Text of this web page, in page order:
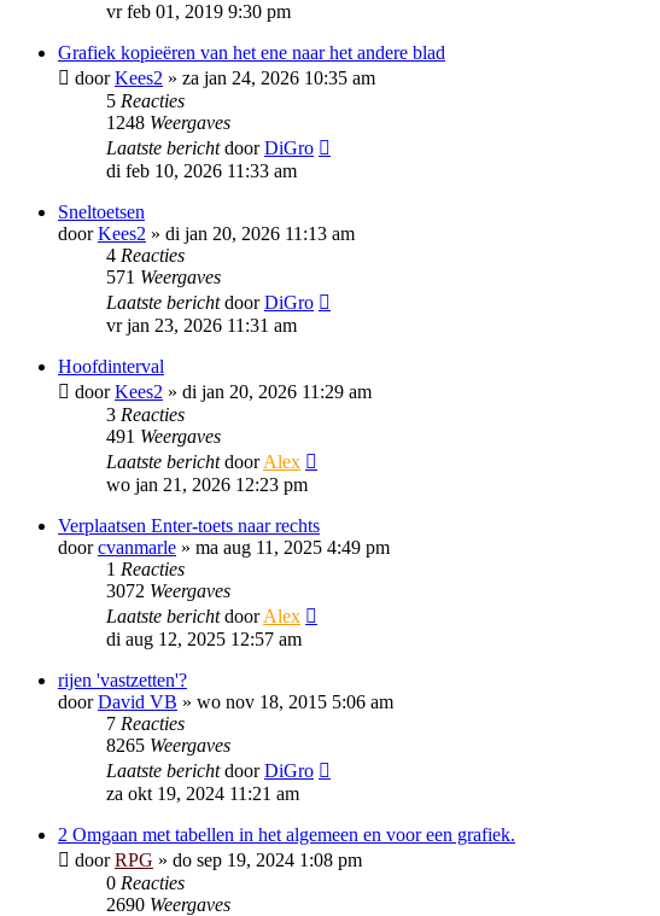
vr feb 01, 2019 9:30 pm
Grafiek kopieëren van het ene naar het andere blad
doorKees2 » za jan 24, 2026 10:35 am
5 Reacties
1248 Weergaves
Laatste berichtdoorDiGro
di feb 10, 2026 11:33 am
Sneltoetsen
doorKees2 » di jan 20, 2026 11:13 am
4 Reacties
571 Weergaves
Laatste berichtdoorDiGro
vr jan 23, 2026 11:31 am
Hoofdinterval
doorKees2 » di jan 20, 2026 11:29 am
3 Reacties
491 Weergaves
Laatste berichtdoorAlex
wo jan 21, 2026 12:23 pm
Verplaatsen Enter-toets naar rechts
doorcvanmarle » ma aug 11, 2025 4:49 pm
1 Reacties
3072 Weergaves
Laatste berichtdoorAlex
di aug 12, 2025 12:57 am
rijen 'vastzetten'?
doorDavid VB » wo nov 18, 2015 5:06 am
7 Reacties
8265 Weergaves
Laatste berichtdoorDiGro
za okt 19, 2024 11:21 am
2 Omgaan met tabellen in het algemeen en voor een grafiek.
doorRPG » do sep 19, 2024 1:08 pm
0 Reacties
2690 Weergaves